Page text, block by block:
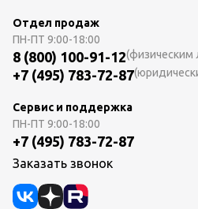
Отдел продаж
ПН-ПТ 9:00-18:00
8 (800) 100-91-12(физическим
+7 (495) 783-72-87
Сервис и поддержка
ПН-ПТ 9:00-18:00
+7 (495) 783-72-87
Заказать звонок